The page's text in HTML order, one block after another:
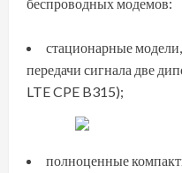
стационарные
передачи сигнала две
LTE CPE B315);
полноценные